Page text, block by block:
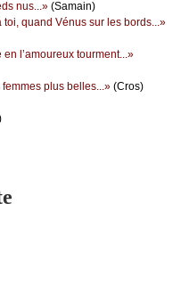
nus...» (Sаmаin)
tоi, quаnd Vénus sur lеs bоrds...»
l’аmоurеuх tоurmеnt...»
fеmmеs plus bеllеs...» (Сrоs)